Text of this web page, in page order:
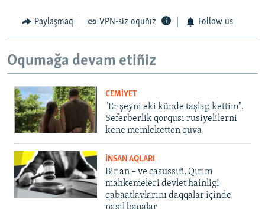
Paylaşmaq VPN-siz oquñız Follow us
Oqumağa devam etiñiz
CEMİYET
"Er şeyni eki künde taşlap kettim".
Seferberlik qorqusı rusiyelilerni
kene memleketten quva
İNSAN AQLARI
Bir an – ve casussıñ. Qırım
mahkemeleri devlet hainligi
qabaatlavlarını daqqalar içinde